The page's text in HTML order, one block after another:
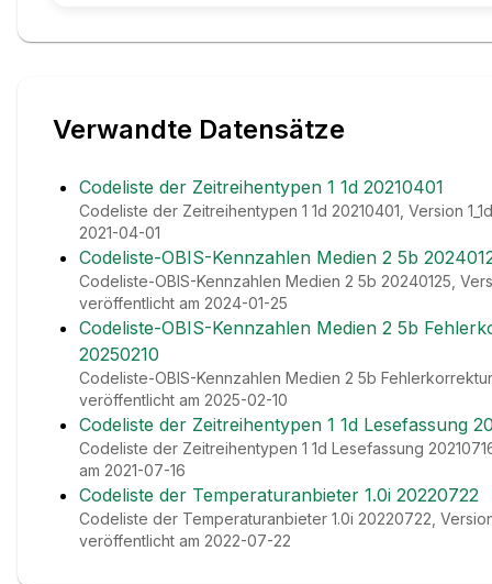
Verwandte Datensätze
Codeliste der Zeitreihentypen 1 1d 20210401
Codeliste der Zeitreihentypen 1 1d 20210401, Version
2021-04-01
Codeliste-OBIS-Kennzahlen Medien 2 5b
Codeliste-OBIS-Kennzahlen Medien 2 5b 20240125,
veröffentlicht am 2024-01-25
Codeliste-OBIS-Kennzahlen Medien 2 5b
20250210
Codeliste-OBIS-Kennzahlen Medien 2 5b
veröffentlicht am 2025-02-10
Codeliste der Zeitreihentypen 1 1d Lesefassung
Codeliste der Zeitreihentypen 1 1d Lesefassung
am 2021-07-16
Codeliste der Temperaturanbieter 1.0i 20220722
Codeliste der Temperaturanbieter 1.0i 20220722,
veröffentlicht am 2022-07-22